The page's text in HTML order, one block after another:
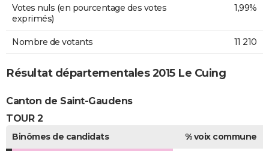
Votes nuls (en pourcentage des votes
exprimés)
1,99%
Nombre de votants 11 210
Résultat départementales 2015 Le Cuing
Canton de Saint-Gaudens
TOUR 2
Binômes de candidats
% voix commune